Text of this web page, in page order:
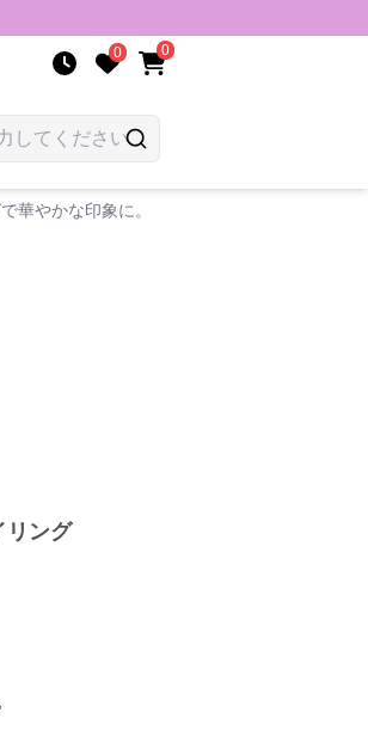
0 0
華やかな印象に。
リング